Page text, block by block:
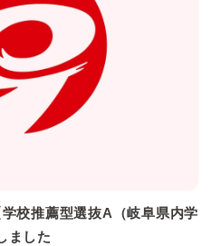
校推薦型選抜A（岐阜県内学
ました